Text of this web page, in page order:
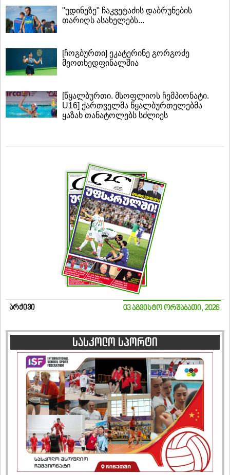
"უდინეზე" ჩაკვეტაძის დაბრუნების
თარიღს ასახელებს...
[ჩოგბურთი] ეკატერინე გორგოძე
მეოთხედფინალშია
[წყალბურთი. მსოფლიოს ჩემპიონატი.
U16] ქართველმა წყალბურთელებმა
ყაზახ თანატოლებს სძლიეს
არქივი 03 აგვისტო ორშაბათი, 2026
სასკოლო სპორტი